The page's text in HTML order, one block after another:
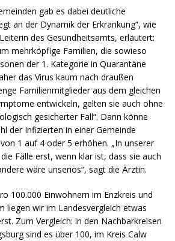
gab es dabei deutliche
an der Dynamik der Erkrankung“, wie
des Gesundheitsamts, erläutert:
mehrköpfige Familien, die sowieso
der 1. Kategorie in Quarantäne
das Virus kaum nach draußen
Familienmitglieder aus dem gleichen
entwickeln, gelten sie auch ohne
gesicherter Fall“. Dann könne
der Infizierten in einer Gemeinde
1 auf 4 oder 5 erhöhen. „In unserer
Fälle erst, wenn klar ist, dass sie auch
wäre unseriös“, sagt die Ärztin.
100.000 Einwohnern im Enzkreis und
liegen wir im Landesvergleich etwas
Zum Vergleich: in den Nachbarkreisen
sind es über 100, im Kreis Calw